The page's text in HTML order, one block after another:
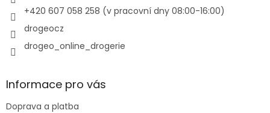
+420 607 058 258 (v pracovní dny 08:00-16:00)
drogeocz
drogeo_online_drogerie
Informace pro vás
Doprava a platba